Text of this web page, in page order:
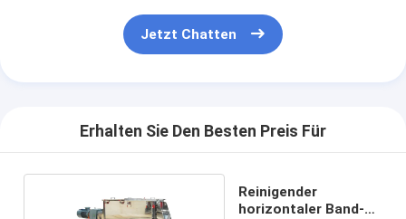
Jetzt Chatten
Erhalten Sie Den Besten Preis Für
Reinigender
horizontaler Band-